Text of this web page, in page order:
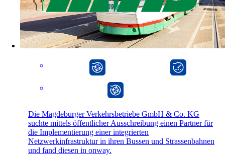
on5800
Cisco-Produkte
Ruckus-Produkte
Weitere Produkte
Produkte
Referenzen
Die Magdeburger Verkehrsbetriebe GmbH & Co. KG
suchte mittels öffentlicher Ausschreibung einen Partner für
die Implementierung einer integrierten
Netzwerkinfrastruktur in ihren Bussen und Strassenbahnen
und fand diesen in onway.